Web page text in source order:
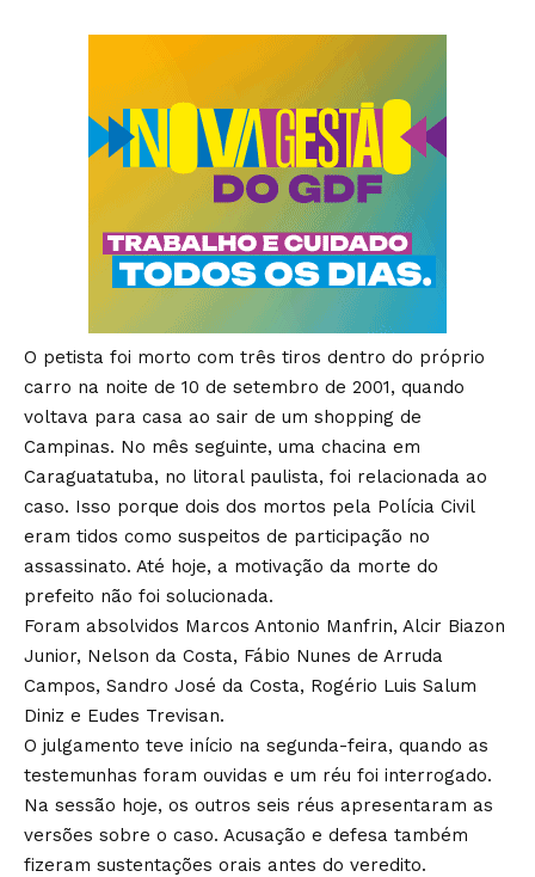
O petista foi morto com três tiros dentro do próprio
carro na noite de 10 de setembro de 2001, quando
voltava para casa ao sair de um shopping de
Campinas. No mês seguinte, uma chacina em
Caraguatatuba, no litoral paulista, foi relacionada ao
caso. Isso porque dois dos mortos pela Polícia Civil
eram tidos como suspeitos de participação no
assassinato. Até hoje, a motivação da morte do
prefeito não foi solucionada.
Foram absolvidos Marcos Antonio Manfrin, Alcir Biazon
Junior, Nelson da Costa, Fábio Nunes de Arruda
Campos, Sandro José da Costa, Rogério Luis Salum
Diniz e Eudes Trevisan.
O julgamento teve início na segunda-feira, quando as
testemunhas foram ouvidas e um réu foi interrogado.
Na sessão hoje, os outros seis réus apresentaram as
versões sobre o caso. Acusação e defesa também
fizeram sustentações orais antes do veredito.